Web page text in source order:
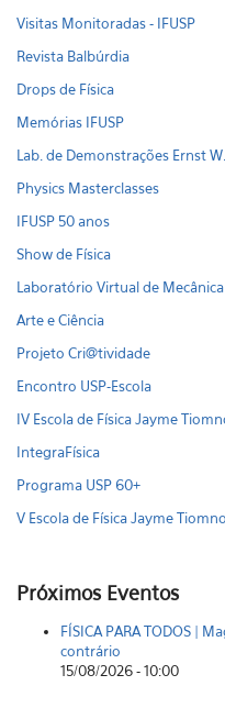
Visitas Monitoradas - IFUSP
Revista Balbúrdia
Drops de Física
Memórias IFUSP
Lab. de Demonstrações Ernst
Physics Masterclasses
IFUSP 50 anos
Show de Física
Laboratório Virtual de Mecânica
Arte e Ciência
Projeto Cri@tividade
Encontro USP-Escola
IV Escola de Física Jayme
IntegraFísica
Programa USP 60+
V Escola de Física Jayme Tiomno
Próximos Eventos
FÍSICA PARA TODOS |
contrário
15/08/2026 - 10:00